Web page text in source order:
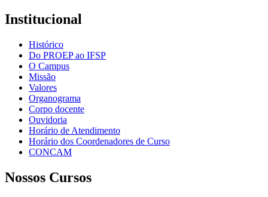
Institucional
Histórico
Do PROEP ao IFSP
O Campus
Missão
Valores
Organograma
Corpo docente
Ouvidoria
Horário de Atendimento
Horário dos Coordenadores de Curso
CONCAM
Nossos Cursos